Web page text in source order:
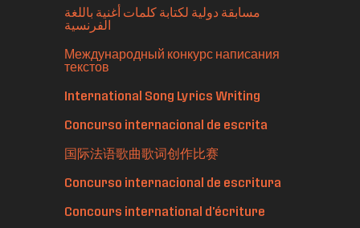
مسابقة دولية لكتابة كلمات أغنية باللغة
الفرنسية
Международный конкурс написания
текстов
International Song Lyrics Writing
Concurso internacional de escrita
国际法语歌曲歌词创作比赛
Concurso internacional de escritura
Concours international d'écriture